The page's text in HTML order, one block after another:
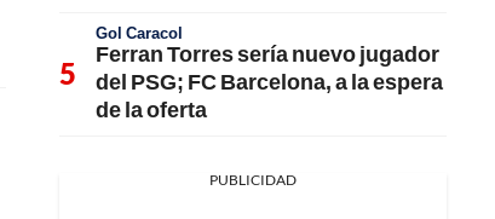
Gol Caracol
Ferran Torres sería nuevo jugador
del PSG; FC Barcelona, a la espera
de la oferta
PUBLICIDAD